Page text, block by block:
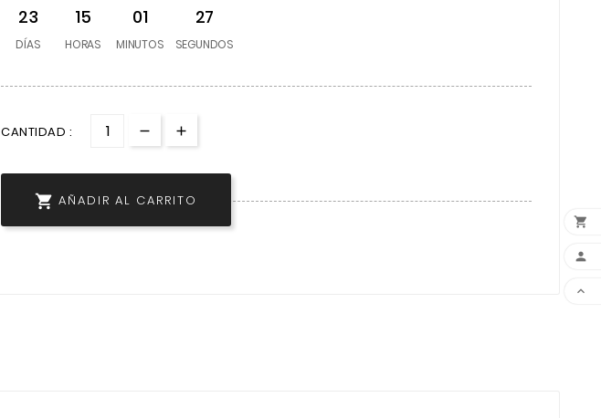
23
DÍAS
15
HORAS
01
MINUTOS
26
SEGUNDOS
CANTIDAD :
 AÑADIR AL CARRITO


